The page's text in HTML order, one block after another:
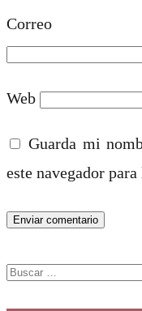
Correo
Web
Guarda mi
este navegador
Buscar: